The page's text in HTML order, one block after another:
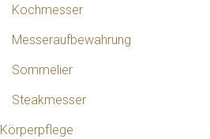
Kochmesser
Messeraufbewahrung
Sommelier
Steakmesser
Körperpflege